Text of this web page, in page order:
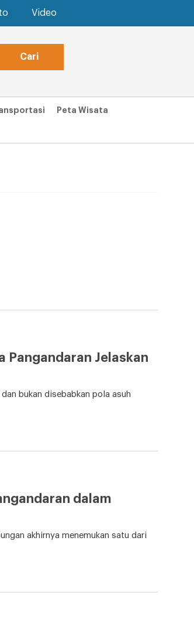
Video
Peta Wisata
Pangandaran Jelaskan
bukan disebabkan pola asuh
dalam
akhirnya menemukan satu dari